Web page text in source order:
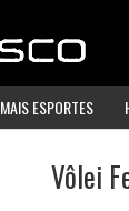
MAIS ESPORTES
Vôlei